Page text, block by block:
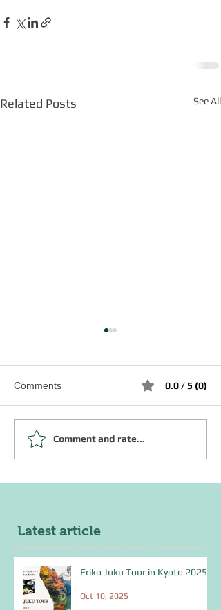
Related Posts See All
○○が服を着て歩いている
Comments 0.0 / 5 (0)
Comment and rate...
Latest article
Eriko Juku Tour in Kyoto 2025
Oct 10, 2025